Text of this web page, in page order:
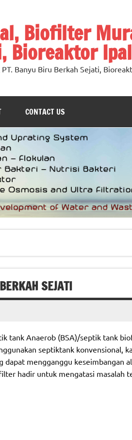
Biofilter
Bioreaktor
Banyu Biru Berkah Sejati,
CONTACT US
SEJATI
tank Anaerob (BSA)/septik tank
septiktank konvensional,
mengganggu keseimbangan
hadir untuk mengatasi masalah